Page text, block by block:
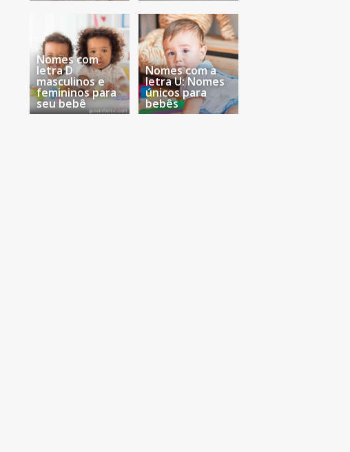
Nomes com
letra D
masculinos e
femininos para
seu bebê
Nomes com a
letra U: Nomes
únicos para
bebês